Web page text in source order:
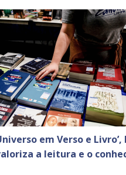
em Verso e Livro’,
a leitura e o